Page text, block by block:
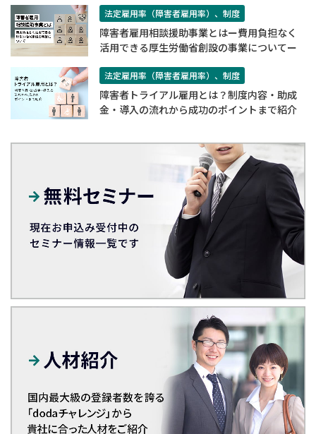
法定雇用率（障害者雇用率）、制度
障害者雇用相談援助事業とはー費用負担なく
活用できる厚生労働省創設の事業についてー
法定雇用率（障害者雇用率）、制度
​​障害者トライアル雇用とは？制度内容・助成
金・導入の流れから成功のポイントまで紹介​